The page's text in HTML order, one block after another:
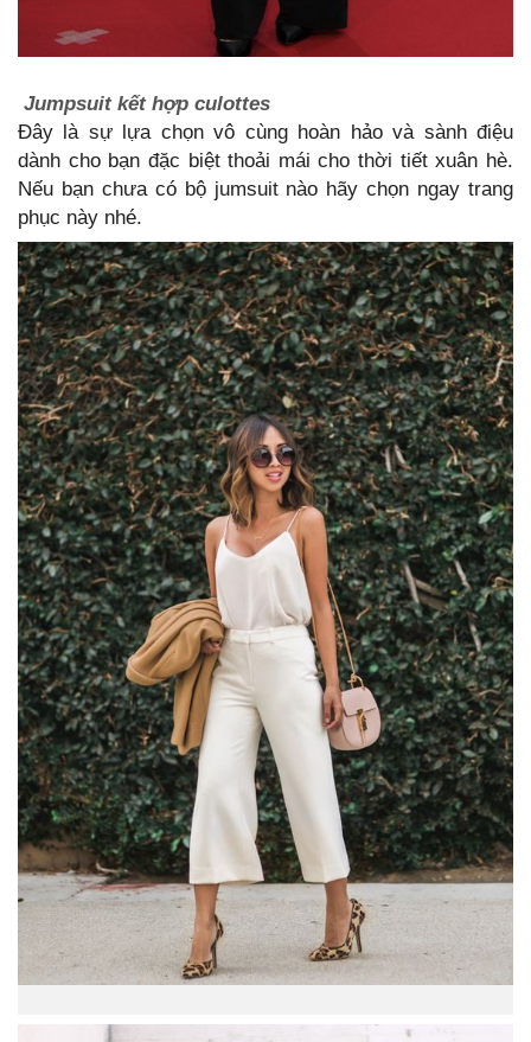
Jumpsuit kết hợp culottes
Đây là sự lựa chọn vô cùng hoàn hảo và sành điệu
dành cho bạn đặc biệt thoải mái cho thời tiết xuân hè.
Nếu bạn chưa có bộ jumsuit nào hãy chọn ngay trang
phục này nhé.